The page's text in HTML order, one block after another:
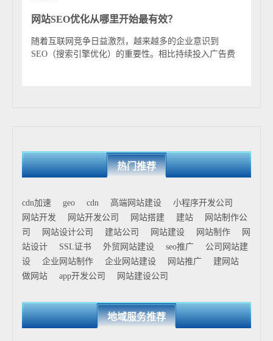
网站SEO优化从哪里开始最有效？
随着互联网竞争日益激烈，越来越多的企业意识到
SEO（搜索引擎优化）的重要性。相比持续投入广告费
热门推荐
cdn加速 geo cdn 高端网站建设
小程序开发公司
网站开发
网站开发公司 网站搭建 建站
网站制作公
司
网站设计公司 建站公司 网站建设 网站制作
网
站设计
SSL证书 外贸网站建设 seo推广
公司网站建
设
企业网站制作 企业网站建设 网站推广
建网站
做网站
app开发公司 网站建设公司
地域服务推荐